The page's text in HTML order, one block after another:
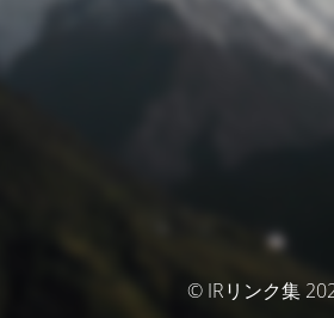
© IRリンク集